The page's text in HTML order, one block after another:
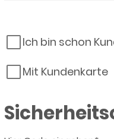
Ich bin schon
Mit Kundenkarte